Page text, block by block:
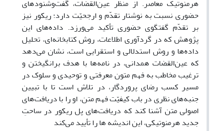
هرمنوتیک معاصر. از منظر عین‌القضات، گفت‌و‌شنودهای
حضوری نسبت به نوشتار تقدّم و ارجحیّت دارد؛ ریکور نیز
بر تقدّم گفتگوی حضوری تأکید می‌ورزد. داده‌های این
پژوهش که در گردآوری اطلاعات، روش کتابخانه‌ای، تحلیل
داده‌ها و روش استدلالی و استقرایی است، نشان می‌دهد
که عین‌القضات همدانی، در نامه‌ها با هدف برانگیختن و
ترغیب مخاطب به فهم متون معرفتی و توحیدی و سلوک در
مسیر کسب رضای پروردگار، در تلاش است تا با تبیین
جنبه‌های نظری در باب کیفیّت فهم متن، او را با دریافت‌های
اصولی متن آشنا کند که دریافت‌های پل ریکور در ساحتِ
جدید هرمنوتیکی، این اندیشه ها را تأیید می‌کند